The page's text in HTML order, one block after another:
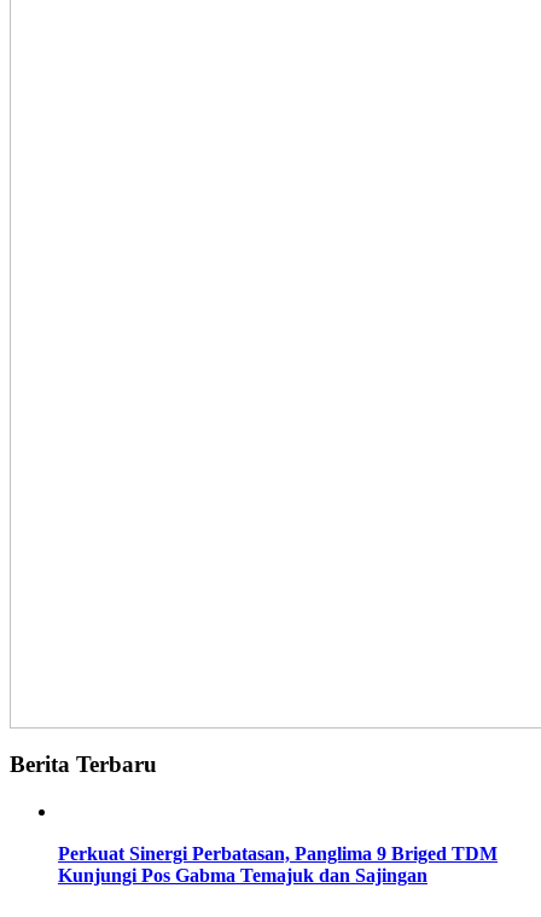
Berita Terbaru
Perkuat Sinergi Perbatasan, Panglima 9 Briged TDM
Kunjungi Pos Gabma Temajuk dan Sajingan